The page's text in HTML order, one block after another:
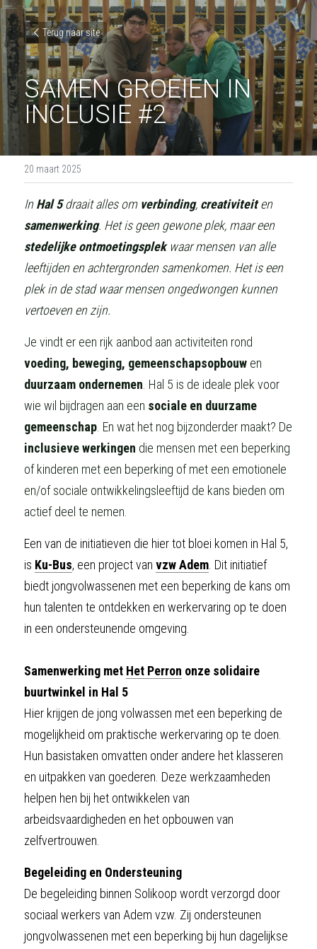
Terug naar site
SAMEN GROEIEN IN
INCLUSIE #2
20 maart 2025
In Hal 5 draait alles om verbinding, creativiteit
en
samenwerking
. Het is geen gewone plek, maar een
stedelijke ontmoetingsplek waar mensen van alle
leeftijden en achtergronden samenkomen. Het is een
plek in de stad waar mensen ongedwongen kunnen
vertoeven en zijn.
voeding, beweging, gemeenschapsopbouw
duurzaam ondernemen . Hal 5 is de ideale plek voor
wie wil bijdragen aan een sociale en duurzame
gemeenschap
inclusieve werkingen die mensen met een beperking
of kinderen met een beperking of met een emotionele
en/of sociale ontwikkelingsleeftijd de kans bieden om
actief deel te nemen.
Een van de initiatieven die hier tot bloei komen in Hal 5,
is Ku-Bus, een project van vzw Adem . Dit initiatief
biedt jongvolwassenen met een beperking de kans om
hun talenten te ontdekken en werkervaring op te doen
in een ondersteunende omgeving.
Samenwerking met Het Perron onze solidaire
buurtwinkel in Hal 5
Hier krijgen de jong volwassen met een beperking de
mogelijkheid om praktische werkervaring op te doen.
Hun basistaken omvatten onder andere het klasseren
en uitpakken van goederen. Deze werkzaamheden
helpen hen bij het ontwikkelen van
arbeidsvaardigheden en het opbouwen van
zelfvertrouwen.
Begeleiding en Ondersteuning
​De begeleiding binnen Solikoop wordt verzorgd door
sociaal werkers van Adem vzw. Zij ondersteunen
jongvolwassenen met een beperking bij hun dagelijkse